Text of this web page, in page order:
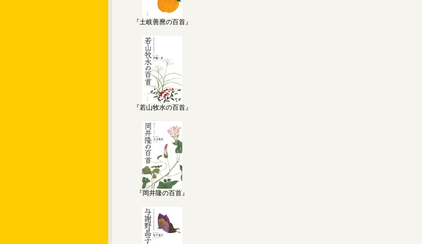
『土岐善麿の百首』
『若山牧水の百首』
『岡井隆の百首』